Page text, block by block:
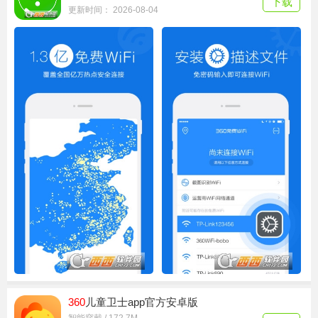
更新时间： 2026-08-04
360 儿童卫士app官方安卓版